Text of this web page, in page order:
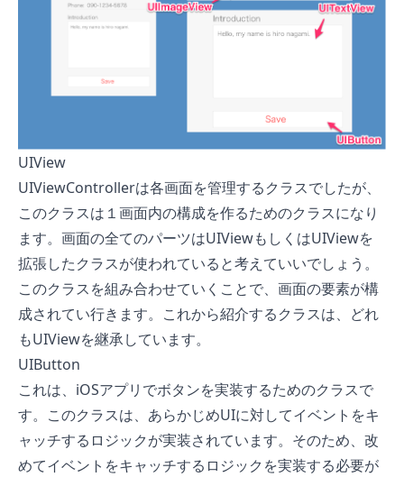
UIView
UIViewControllerは各画面を管理するクラスでしたが、
このクラスは１画面内の構成を作るためのクラスになり
ます。画面の全てのパーツはUIViewもしくはUIViewを
拡張したクラスが使われていると考えていいでしょう。
このクラスを組み合わせていくことで、画面の要素が構
成されてい行きます。これから紹介するクラスは、どれ
もUIViewを継承しています。
UIButton
これは、iOSアプリでボタンを実装するためのクラスで
す。このクラスは、あらかじめUIに対してイベントをキ
ャッチするロジックが実装されています。そのため、改
めてイベントをキャッチするロジックを実装する必要が